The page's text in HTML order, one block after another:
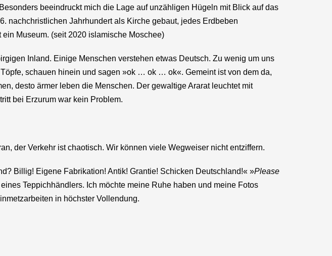
beeindruckt mich die Lage auf unzähligen Hügeln mit Blick auf das
nachchristlichen Jahrhundert als Kirche gebaut, jedes Erdbeben
Museum. (seit 2020 islamische Moschee)
Inland. Einige Menschen verstehen etwas Deutsch. Zu wenig um uns
schauen hinein und sagen »ok … ok … ok«. Gemeint ist von dem da,
desto ärmer leben die Menschen. Der gewaltige Ararat leuchtet mit
bei Erzurum war kein Problem.
der Verkehr ist chaotisch. Wir können viele Wegweiser nicht entziffern.
Billig! Eigene Fabrikation! Antik! Grantie! Schicken Deutschland!« »Please
Teppichhändlers. Ich möchte meine Ruhe haben und meine Fotos
in höchster Vollendung.